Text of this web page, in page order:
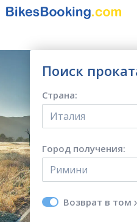
Поиск
Страна:
Италия
Город получения:
Римини
Возврат в том